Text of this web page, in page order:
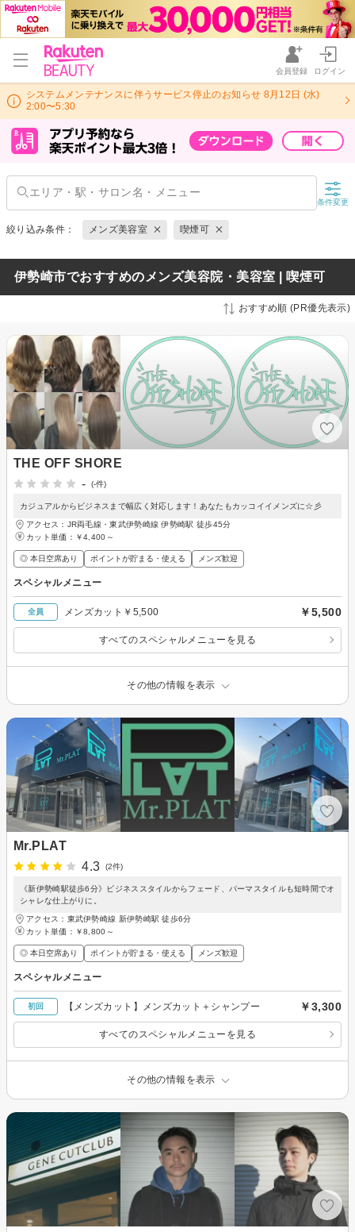
会員登録 ログイン
システムメンテナンスに伴うサービス停止のお知らせ 8月12日 (水)
2:00〜5:30
条件変更
絞り込み条件： メンズ美容室 喫煙可
伊勢崎市でおすすめのメンズ美容院・美容室 | 喫煙可
おすすめ順 (PR優先表示)
THE OFF SHORE
-
(-件)
カジュアルからビジネスまで幅広く対応します！あなたもカッコイイメンズに☆彡
アクセス：JR両毛線・東武伊勢崎線 伊勢崎駅 徒歩45分
カット単価： ￥4,400～
◎ 本日空席あり ポイントが貯まる・使える メンズ歓迎
スペシャルメニュー
全員 メンズカット￥5,500 ￥5,500
すべてのスペシャルメニューを見る
その他の情報を表示
Mr.PLAT
4.3
(2件)
《新伊勢崎駅徒歩6分》ビジネススタイルからフェード、パーマスタイルも短時間でオ
シャレな仕上がりに。
アクセス：東武伊勢崎線 新伊勢崎駅 徒歩6分
カット単価： ￥8,800～
◎ 本日空席あり ポイントが貯まる・使える メンズ歓迎
スペシャルメニュー
初回 【メンズカット】メンズカット＋シャンプー ￥3,300
すべてのスペシャルメニューを見る
その他の情報を表示